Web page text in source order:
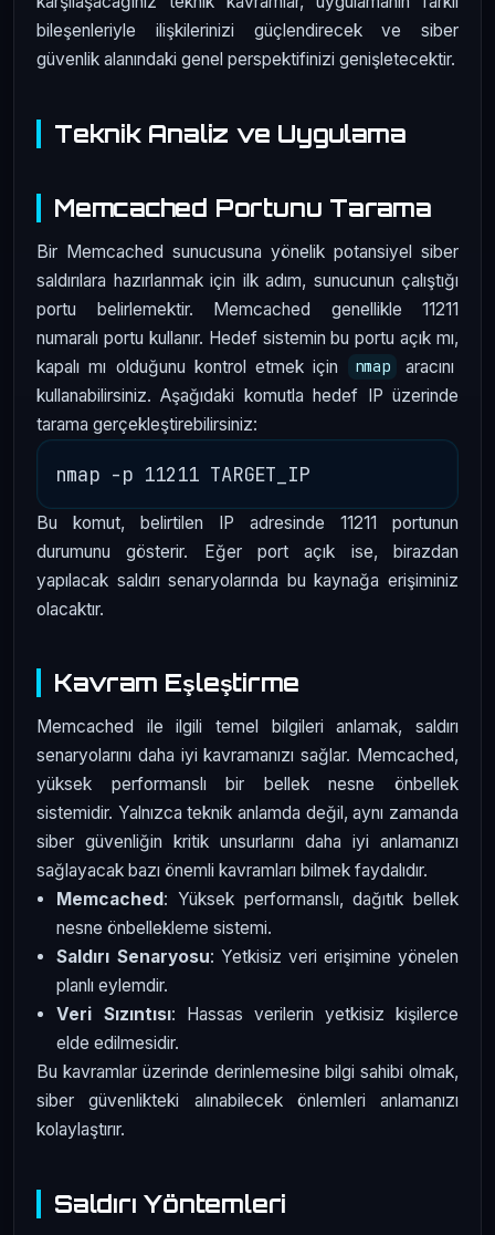
bileşenleriyle ilişkilerinizi güçlendirecek ve siber
güvenlik alanındaki genel perspektifinizi genişletecektir.
Teknik Analiz ve Uygulama
Memcached Portunu Tarama
Bir Memcached sunucusuna yönelik potansiyel siber
saldırılara hazırlanmak için ilk adım, sunucunun çalıştığı
portu belirlemektir. Memcached genellikle 11211
numaralı portu kullanır. Hedef sistemin bu portu açık mı,
kapalı mı olduğunu kontrol etmek için
nmap
aracını
kullanabilirsiniz. Aşağıdaki komutla hedef IP üzerinde
tarama gerçekleştirebilirsiniz:
Bu komut, belirtilen IP adresinde 11211 portunun
durumunu gösterir. Eğer port açık ise, birazdan
yapılacak saldırı senaryolarında bu kaynağa erişiminiz
olacaktır.
Kavram Eşleştirme
Memcached ile ilgili temel bilgileri anlamak, saldırı
senaryolarını daha iyi kavramanızı sağlar. Memcached,
yüksek performanslı bir bellek nesne önbellek
sistemidir. Yalnızca teknik anlamda değil, aynı zamanda
siber güvenliğin kritik unsurlarını daha iyi anlamanızı
sağlayacak bazı önemli kavramları bilmek faydalıdır.
Memcached : Yüksek performanslı, dağıtık bellek
nesne önbellekleme sistemi.
Saldırı Senaryosu: Yetkisiz veri erişimine yönelen
planlı eylemdir.
Veri Sızıntısı: Hassas verilerin yetkisiz kişilerce
elde edilmesidir.
Bu kavramlar üzerinde derinlemesine bilgi sahibi olmak,
siber güvenlikteki alınabilecek önlemleri anlamanızı
kolaylaştırır.
Saldırı Yöntemleri